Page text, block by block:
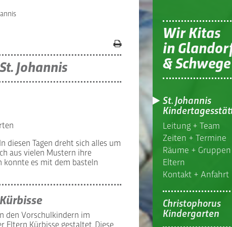
Wir Kitas
in
& Schwege
St. Johannis
Leitung + Team
Zeiten + Termine
Räume + Gruppen
Eltern
Kontakt + Anfahrt
Christophorus
Kindergarten
Johannis
diesen Tagen dreht sich alles um
aus vielen Mustern ihre
konnte es mit dem basteln
den Vorschulkindern im